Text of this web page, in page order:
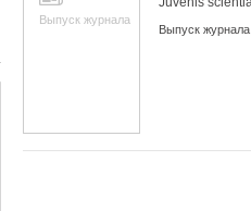
Выпуск журнала
Выпуск журнала